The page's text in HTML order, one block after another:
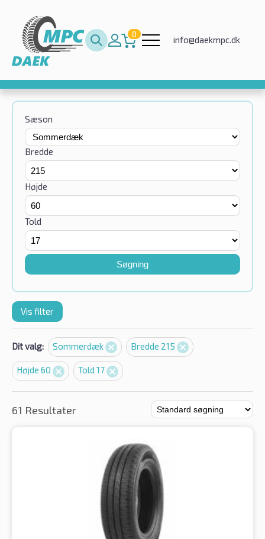
0
info@daekmpc.dk
Sæson
Bredde
Højde
Told
Søgning
Vis filter
Dit valg: Sommerdæk Bredde 215
Højde 60 Told 17
61 Resultater